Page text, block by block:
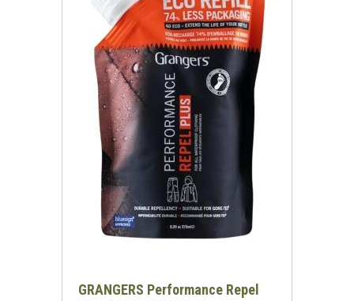
GRANGERS Performance Repel